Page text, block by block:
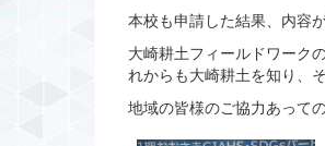
本校も申請した結果、内容
大崎耕土フィールドワーク
れからも大崎耕土を知り、
地域の皆様のご協力あって